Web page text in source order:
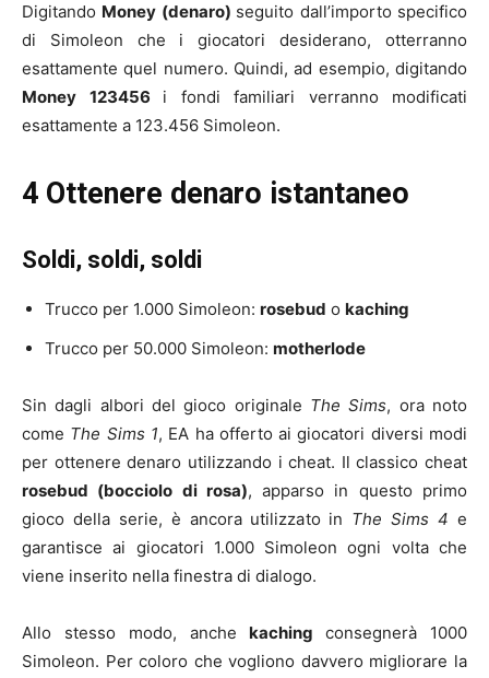
Digitando Money (denaro) seguito dall’importo specifico
di Simoleon che i giocatori desiderano, otterranno
esattamente quel numero. Quindi, ad esempio, digitando
Money 123456 i fondi familiari verranno modificati
esattamente a 123.456 Simoleon.
4 Ottenere denaro istantaneo
Soldi, soldi, soldi
Trucco per 1.000 Simoleon: rosebud o kaching
Trucco per 50.000 Simoleon: motherlode
Sin dagli albori del gioco originale The Sims, ora noto
come The Sims 1, EA ha offerto ai giocatori diversi modi
per ottenere denaro utilizzando i cheat. Il classico cheat
rosebud (bocciolo di rosa), apparso in questo primo
gioco della serie, è ancora utilizzato in The Sims 4 e
garantisce ai giocatori 1.000 Simoleon ogni volta che
viene inserito nella finestra di dialogo.
Allo stesso modo, anchekachingconsegnerà 1000
Simoleon. Per coloro che vogliono davvero migliorare la